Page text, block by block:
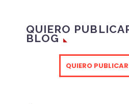
QUIERO
BLOG
QUIERO